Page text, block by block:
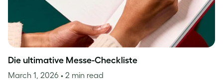
Die ultimative Messe-Checkliste
March 1, 2026 • 2 min read